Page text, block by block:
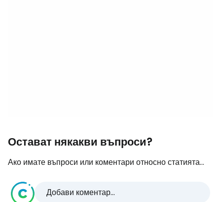
Остават някакви въпроси?
Ако имате въпроси или коментари относно статията...
Добави коментар...